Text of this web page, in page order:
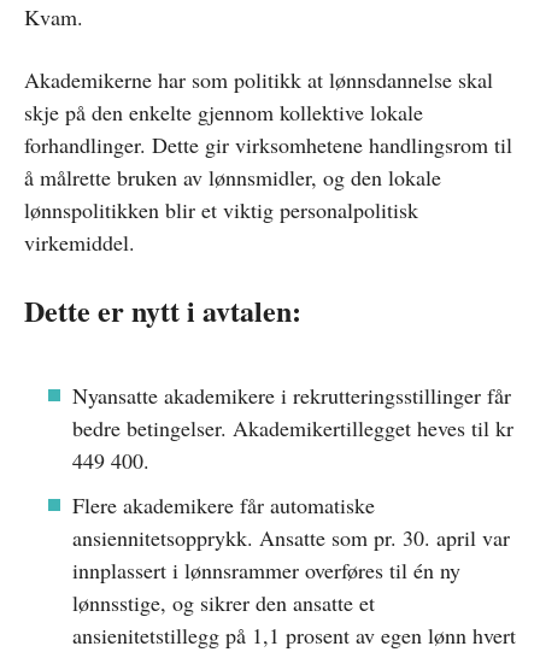
Kvam.
Akademikerne har som politikk at lønnsdannelse skal
skje på den enkelte gjennom kollektive lokale
forhandlinger. Dette gir virksomhetene handlingsrom til
å målrette bruken av lønnsmidler, og den lokale
lønnspolitikken blir et viktig personalpolitisk
virkemiddel.
Dette er nytt i avtalen:
Nyansatte akademikere i rekrutteringsstillinger får
bedre betingelser. Akademikertillegget heves til kr
449 400.
Flere akademikere får automatiske
ansiennitetsopprykk. Ansatte som pr. 30. april var
innplassert i lønnsrammer overføres til én ny
lønnsstige, og sikrer den ansatte et
ansienitetstillegg på 1,1 prosent av egen lønn hvert